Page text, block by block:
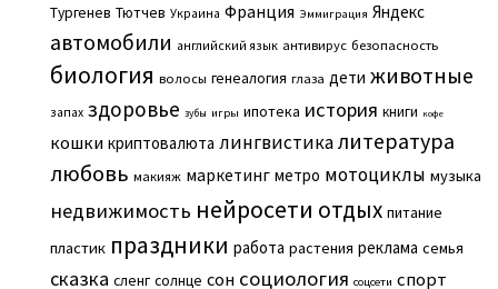
Тургенев Тютчев Украина Франция Эммиграция Яндекс
автомобили английский язык антивирус безопасность
биология волосы генеалогия глаза дети животные
запах здоровье зубы игры ипотека история книги кофе
кошки криптовалюта лингвистикалитература
любовь макияж маркетинг метро мотоциклы музыка
недвижимость нейросети отдых питание
пластик праздники работа растения реклама семья
сказка сленг солнце сон социология соцсети спорт